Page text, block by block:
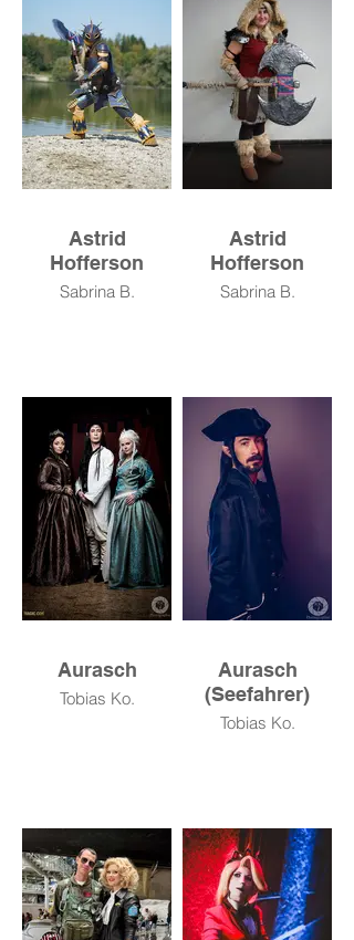
Astrid
Hofferson
Sabrina B.
Astrid
Hofferson
Sabrina B.
Aurasch
Tobias Ko.
Aurasch
(Seefahrer)
Tobias Ko.